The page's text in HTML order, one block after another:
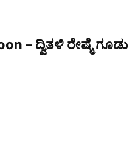
– ದ್ವಿತಳಿ ರೇಷ್ಮೆ ಗೂಡು